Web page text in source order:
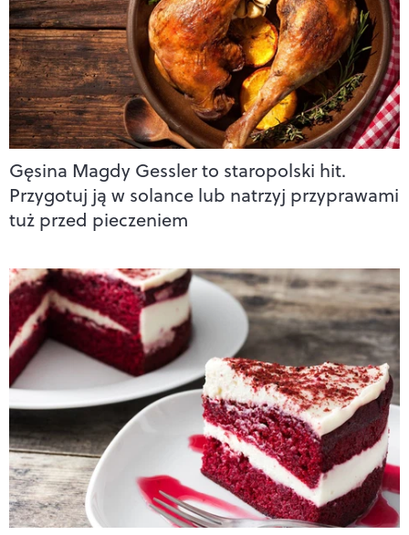
Gęsina Magdy Gessler to staropolski hit.
Przygotuj ją w solance lub natrzyj przyprawami
tuż przed pieczeniem